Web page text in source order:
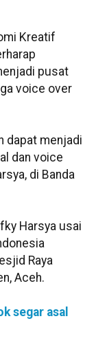
Kreatif
pusat
voice over
dapat menjadi
dan voice
di Banda
Harsya usai
Raya
Aceh.
segar asal